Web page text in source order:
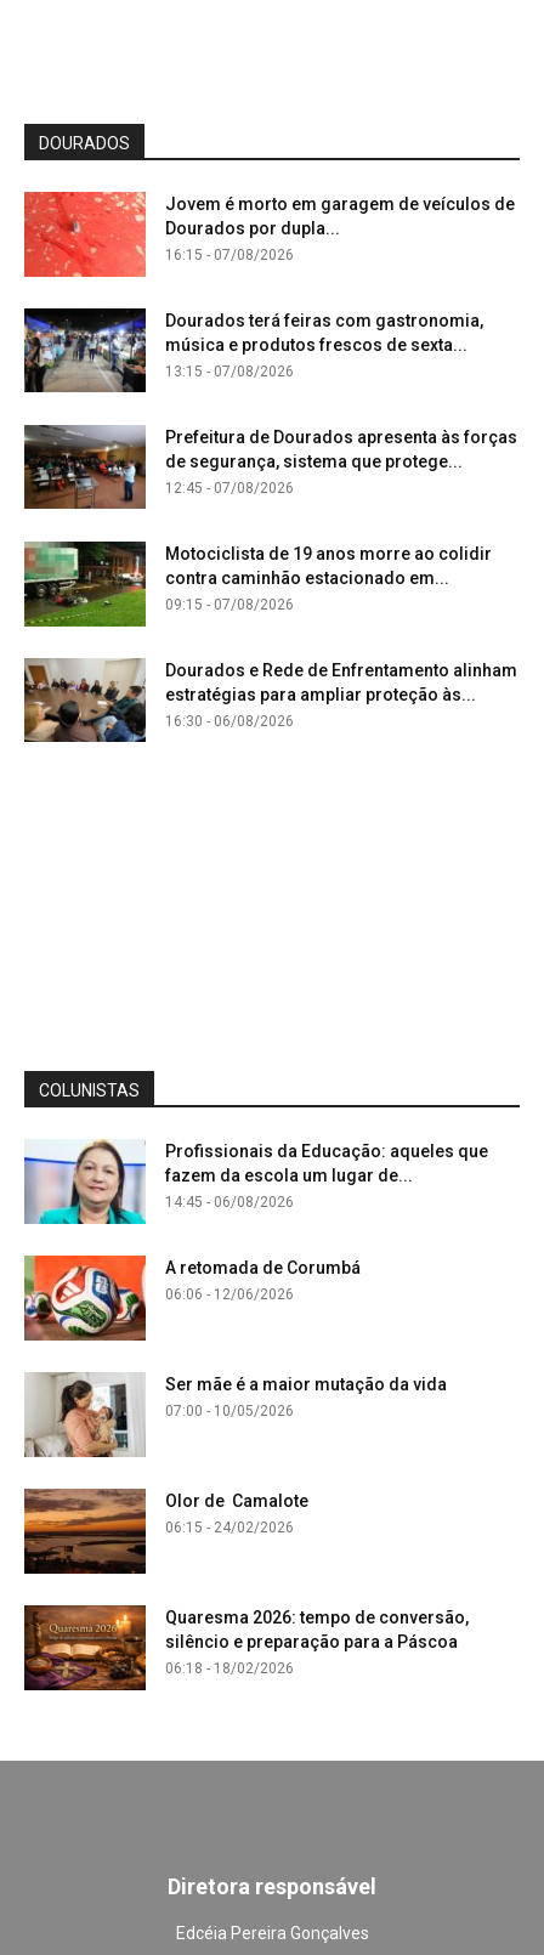
DOURADOS
Jovem é morto em garagem de veículos de
Dourados por dupla...
16:15 - 07/08/2026
Dourados terá feiras com gastronomia,
música e produtos frescos de sexta...
13:15 - 07/08/2026
Prefeitura de Dourados apresenta às forças
de segurança, sistema que protege...
12:45 - 07/08/2026
Motociclista de 19 anos morre ao colidir
contra caminhão estacionado em...
09:15 - 07/08/2026
Dourados e Rede de Enfrentamento alinham
estratégias para ampliar proteção às...
16:30 - 06/08/2026
COLUNISTAS
Profissionais da Educação: aqueles que
fazem da escola um lugar de...
14:45 - 06/08/2026
A retomada de Corumbá
06:06 - 12/06/2026
Ser mãe é a maior mutação da vida
07:00 - 10/05/2026
Olor de Camalote
06:15 - 24/02/2026
Quaresma 2026: tempo de conversão,
silêncio e preparação para a Páscoa
06:18 - 18/02/2026
Diretora responsável
Edcéia Pereira Gonçalves